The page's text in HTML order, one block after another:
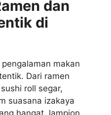
dan
di
makan
Dari ramen
roll segar,
suasana izakaya